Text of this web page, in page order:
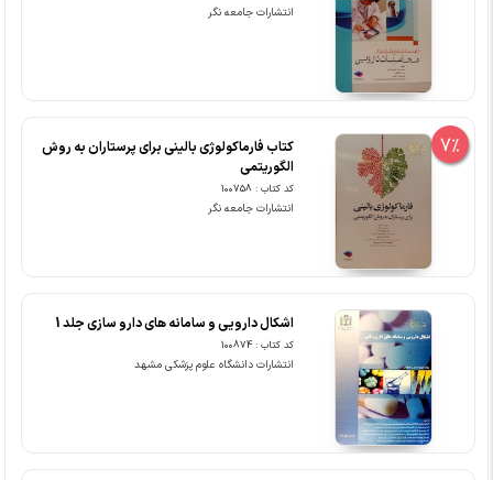
انتشارات جامعه نگر
7%
کتاب فارماکولوژی بالینی برای پرستاران به روش
الگوریتمی
کد کتاب : 100758
انتشارات جامعه نگر
اشکال دارویی و سامانه های دارو سازی جلد 1
کد کتاب : 100874
انتشارات دانشگاه علوم پزشکی مشهد